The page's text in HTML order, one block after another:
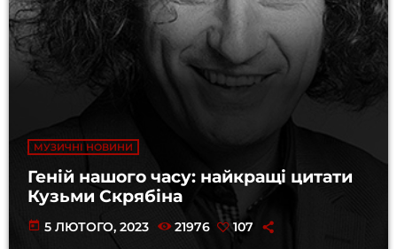
МУЗИЧНІ НОВИНИ
Геній нашого часу: найкращі цитати
Кузьми Скрябіна
today 5 ЛЮТОГО, 2023 21976 107